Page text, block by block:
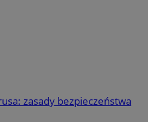
zasady bezpieczeństwa